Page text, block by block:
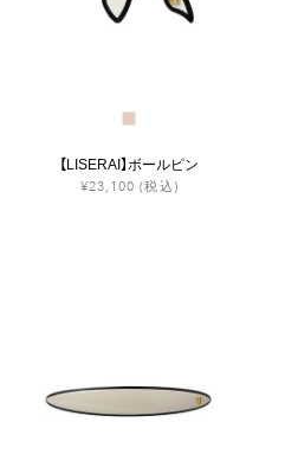
【LISERAI】ボールピン
¥23,100 (税込)